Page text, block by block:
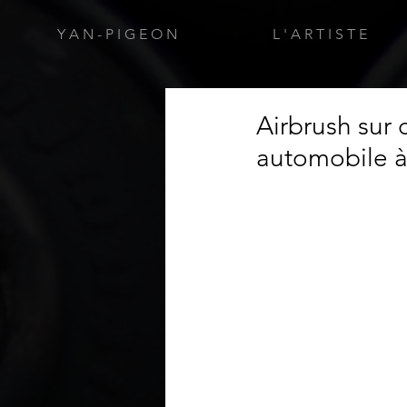
Y A N - P I G E O N L ' A R T I S T E
Airbrush sur
automobile